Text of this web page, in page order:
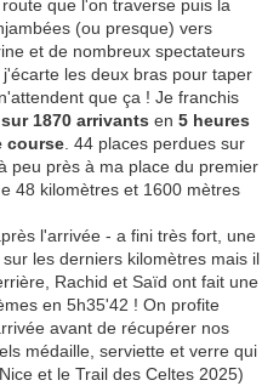
que l'on traverse puis la
(ou presque) vers
et de nombreux spectateurs
les deux bras pour taper
que ça ! Je franchis
1870 arrivants en 5 heures
course . 44 places perdues sur
peu près à ma place du premier
48 kilomètres et 1600 mètres
l'arrivée - a fini très fort, une
les derniers kilomètres mais il
Rachid et Saïd ont fait une
en 5h35'42 ! On profite
avant de récupérer nos
médaille, serviette et verre qui
et le Trail des Celtes 2025)